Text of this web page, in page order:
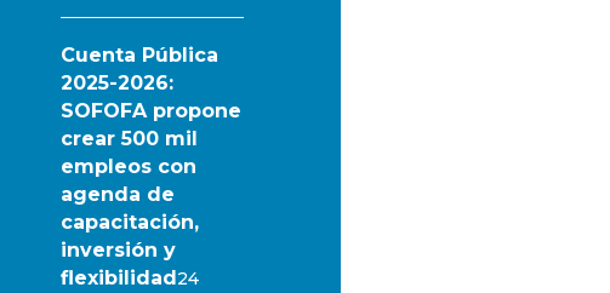
Cuenta Pública
2025-2026:
SOFOFA propone
crear 500 mil
empleos con
agenda de
capacitación,
inversión y
flexibilidad24